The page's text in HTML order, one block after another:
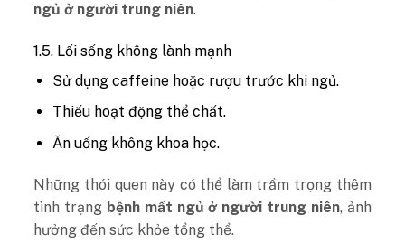
ngủ ở người trung niên.
1.5. Lối sống không lành mạnh
Sử dụng caffeine hoặc rượu trước khi ngủ.
Thiếu hoạt động thể chất.
Ăn uống không khoa học.
Những thói quen này có thể làm trầm trọng thêm
tình trạng bệnh mất ngủ ở người trung niên, ảnh
hưởng đến sức khỏe tổng thể.